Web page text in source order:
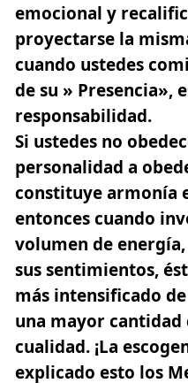
emocional y
proyectarse la
cuando ustedes
de su » Presencia»,
responsabilidad.
Si ustedes no
personalidad a
constituye armonía
entonces cuando
volumen de
sus sentimientos,
más intensificado
una mayor cantidad
cualidad. ¡La
explicado esto los